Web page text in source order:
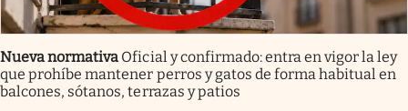
Nueva normativa Oficial y confirmado: entra en vigor la ley
que prohíbe mantener perros y gatos de forma habitual en
balcones, sótanos, terrazas y patios